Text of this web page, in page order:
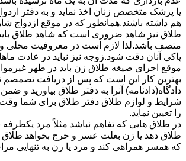
یا پزشک متخصص زنان اخذ نماید و به دفتر
هم داشته باشند.همانطور که در موقع ازدواج
طلاق نیز شاهد ضروری است که شاهد طلاق
متصف باشد.لذا لازم است در معروفیت
پاکی آنان دقت شود.زوجه نیز نباید در عادت
موقع اجرای صیغه طلاق زن باید در طهر
بهترین کار این است که پس از دریافت تصمصم
دادگاه(دادنامه) آنرا به دفتر طلاق بیاورید و
شرایط و لوازم طلاق دفتر طلاق برای شما
را تعیین نماید.
در طلاق هایی که تفاهم نباشد مثلاً مرد
طلاق دهد یا زن بعلت عسر و حرج بخواهد طلاق
که همسر همراهی کند و مرد یا زن به تنهایی